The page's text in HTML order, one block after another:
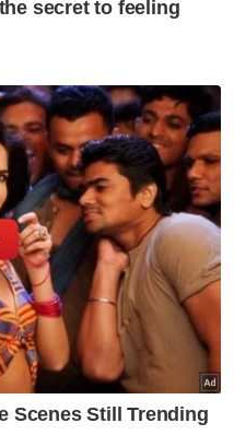
virus 'West
di Israel
syor sup daging
gelombang haba
Celsius
Indonesia
Dunia, meskipun